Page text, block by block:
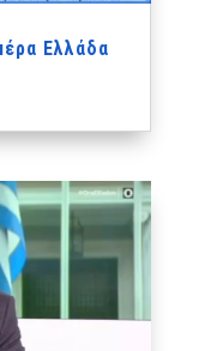
Ελλάδα